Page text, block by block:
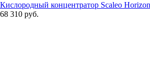
Кислородный концентратор Scaleo
68 310 руб.